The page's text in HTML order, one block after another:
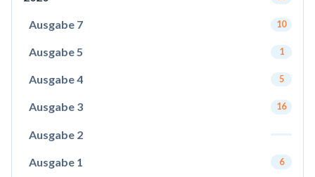
Ausgabe 7 10
Ausgabe 5 1
Ausgabe 4 5
Ausgabe 3 16
Ausgabe 2
Ausgabe 1 6